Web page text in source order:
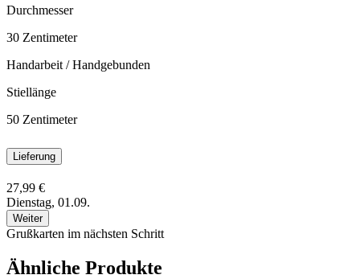
Durchmesser
30 Zentimeter
Handarbeit / Handgebunden
Stiellänge
50 Zentimeter
Lieferung
27,99 €
Dienstag, 01.09.
Weiter
Grußkarten im nächsten Schritt
Ähnliche Produkte